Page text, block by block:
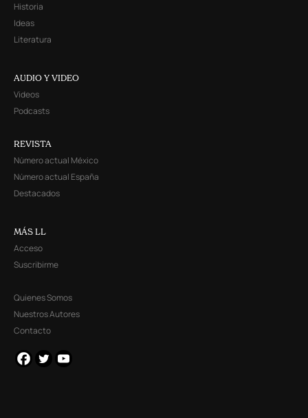
Historia
Ideas
Literatura
AUDIO Y VIDEO
Videos
Podcasts
REVISTA
Número actual México
Número actual España
Destacados
MÁS LL
Acceso
Suscribirme
Quienes Somos
Nuestros Autores
Contacto